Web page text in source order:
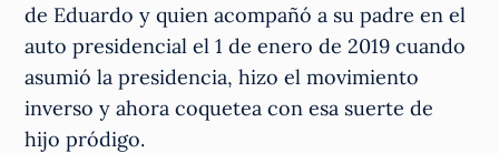
de Eduardo y quien acompañó a su padre en el
auto presidencial el 1 de enero de 2019 cuando
asumió la presidencia, hizo el movimiento
inverso y ahora coquetea con esa suerte de
hijo pródigo.